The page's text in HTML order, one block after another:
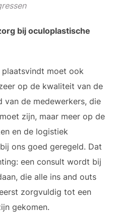
bij oculoplastische
moet ook
op de kwaliteit van de
de medewerkers, die
zijn, maar meer op de
en de logistiek
ons goed geregeld. Dat
een consult wordt bij
die alle ins and outs
zorgvuldig tot een
gekomen.